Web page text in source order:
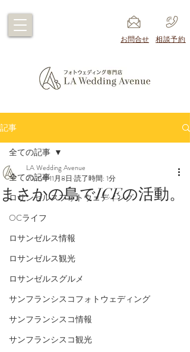
​お問合せ ​相談予約
記事
全ての記事
ロサンゼルスフォトウェディング
OCライフ
ロサンゼルス情報
ロサンゼルス観光
ロサンゼルスグルメ
サンフランシスコフォトウェディング
サンフランシスコ情報
サンフランシスコ観光
全ての記事
まさかの島でICEの活動。
LA Wedding Avenue
2025年11月8日 読了時間: 1分